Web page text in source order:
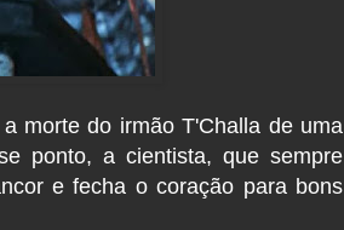
morte do irmão T'Challa de uma
ponto, a cientista, que sempre
e fecha o coração para bons